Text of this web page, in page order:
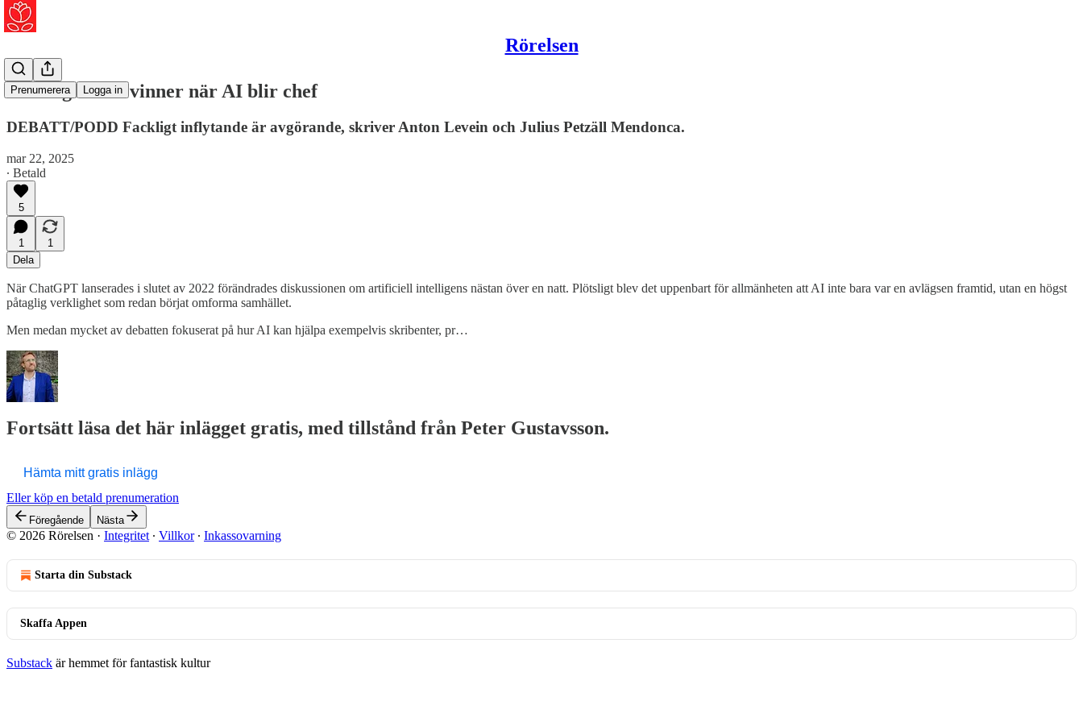
Rörelsen
Prenumerera Logga in
Arbetsgivaren vinner när AI blir chef
DEBATT/PODD Fackligt inflytande är avgörande, skriver Anton Levein och Julius Petzäll Mendonca.
mar 22, 2025
∙ Betald
5
1
1
Dela
När ChatGPT lanserades i slutet av 2022 förändrades diskussionen om artificiell intelligens nästan över en natt. Plötsligt blev det uppenbart för allmänheten att AI inte bara var en avlägsen framtid, utan en högst
påtaglig verklighet som redan börjat omforma samhället.
Men medan mycket av debatten fokuserat på hur AI kan hjälpa exempelvis skribenter, pr…
Fortsätt läsa det här inlägget gratis, med tillstånd från Peter Gustavsson.
Hämta mitt gratis inlägg
Eller köp en betald prenumeration
Föregående Nästa
© 2026 Rörelsen · Integritet ∙ Villkor∙ Inkassovarning
Starta din Substack
Skaffa Appen
Substack är hemmet för fantastisk kultur